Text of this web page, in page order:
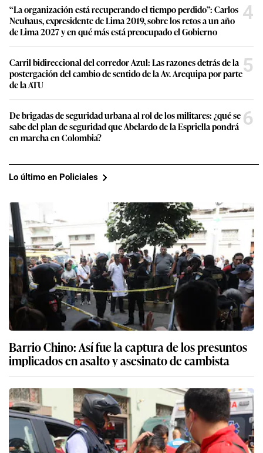
“La organización está recuperando el tiempo perdido”: Carlos
Neuhaus, expresidente de Lima 2019, sobre los retos a un año
de Lima 2027 y en qué más está preocupado el Gobierno
4
Carril bidireccional del corredor Azul: Las razones detrás de la
postergación del cambio de sentido de la Av. Arequipa por parte
de la ATU
5
De brigadas de seguridad urbana al rol de los militares: ¿qué se
sabe del plan de seguridad que Abelardo de la Espriella pondrá
en marcha en Colombia?
6
Lo último en Policiales
Barrio Chino: Así fue la captura de los presuntos
implicados en asalto y asesinato de cambista